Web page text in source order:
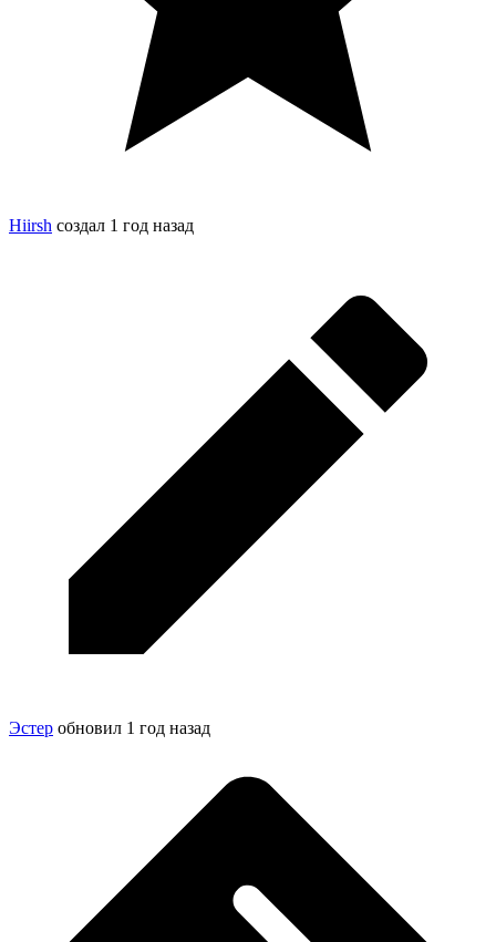
Hiirsh создал 1 год назад
Эстер обновил 1 год назад